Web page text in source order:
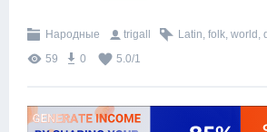
Народные trigall Latin, folk, world ,
59
0 5.0/1